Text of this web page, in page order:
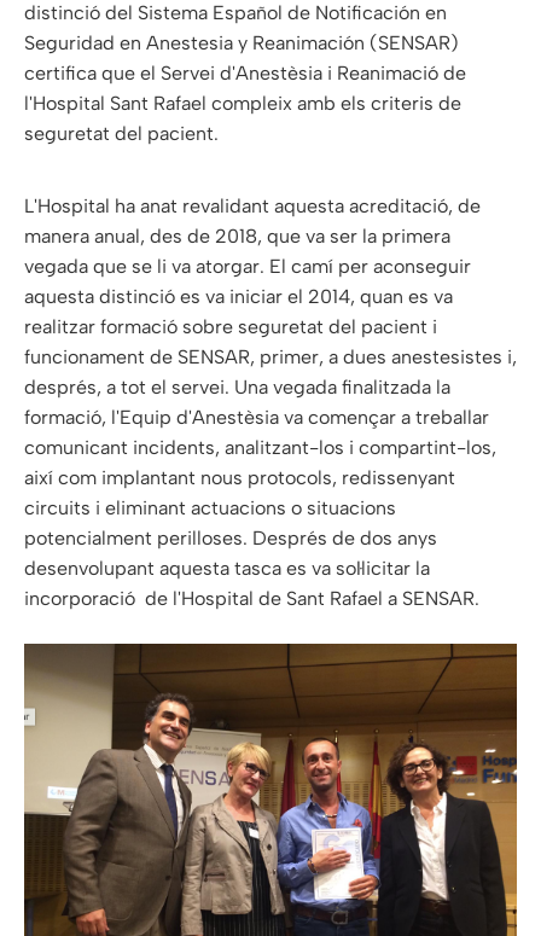
distinció del Sistema Español de Notificación en
Seguridad en Anestesia y Reanimación (SENSAR)
certifica que el Servei d'Anestèsia i Reanimació de
l'Hospital Sant Rafael compleix amb els criteris de
seguretat del pacient.
L'Hospital ha anat revalidant aquesta acreditació, de
manera anual, des de 2018, que va ser la primera
vegada que se li va atorgar. El camí per aconseguir
aquesta distinció es va iniciar el 2014, quan es va
realitzar formació sobre seguretat del pacient i
funcionament de SENSAR, primer, a dues anestesistes i,
després, a tot el servei. Una vegada finalitzada la
formació, l'Equip d'Anestèsia va començar a treballar
comunicant incidents, analitzant-los i compartint-los,
així com implantant nous protocols, redissenyant
circuits i eliminant actuacions o situacions
potencialment perilloses. Després de dos anys
desenvolupant aquesta tasca es va sol·licitar la
incorporació de l'Hospital de Sant Rafael a SENSAR.